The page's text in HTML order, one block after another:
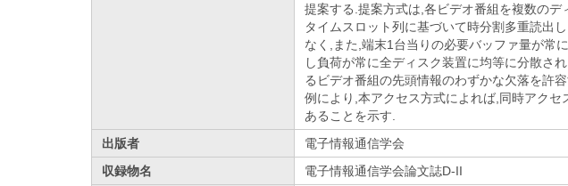
提案する.提案方式は,各ビデオ番組を複数の
タイムスロット列に基づいて時分割多重読出
なく,また,端末1台当りの必要バッファ量が常
し負荷が常に全ディスク装置に均等に分散さ
るビデオ番組の先頭情報のわずかな欠落を許
例により,本アクセス方式によれば,同時アク
あることを示す.
出版者
電子情報通信学会
収録物名
電子情報通信学会論文誌D-II